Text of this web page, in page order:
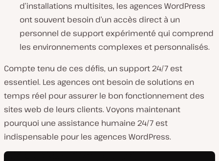
d’installations multisites, les agences WordPress
ont souvent besoin d’un accès direct à un
personnel de support expérimenté qui comprend
les environnements complexes et personnalisés.
Compte tenu de ces défis, un support 24/7 est
essentiel. Les agences ont besoin de solutions en
temps réel pour assurer le bon fonctionnement des
sites web de leurs clients. Voyons maintenant
pourquoi une assistance humaine 24/7 est
indispensable pour les agences WordPress.